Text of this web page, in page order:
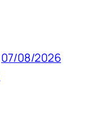
07/08/2026